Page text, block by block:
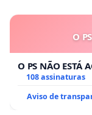
O
O PS NÃO ESTÁ
108 assinaturas
Aviso de